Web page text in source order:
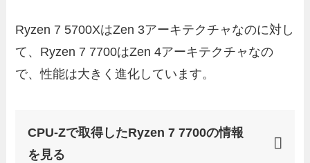
Ryzen 7 5700XはZen 3アーキテクチャなのに対し
て、Ryzen 7 7700はZen 4アーキテクチャなの
で、性能は大きく進化しています。
CPU-Zで取得したRyzen 7 7700の情報
を見る